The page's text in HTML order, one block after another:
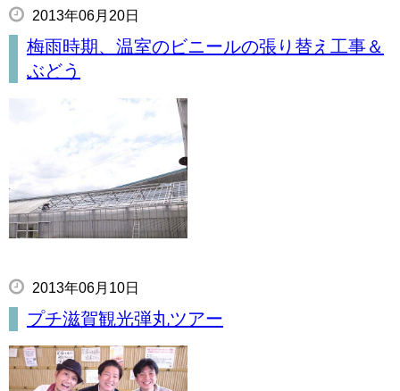
2013年06月20日
梅雨時期、温室のビニールの張り替え工事＆
ぶどう
2013年06月10日
プチ滋賀観光弾丸ツアー